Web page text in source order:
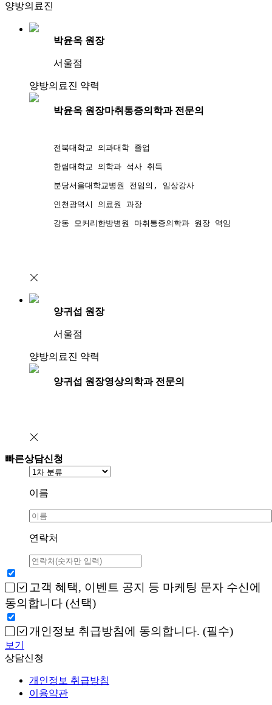
양방의료진
박윤옥 원장
서울점
양방의료진 약력
박윤옥 원장마취통증의학과 전문의
전북대학교 의과대학 졸업
한림대학교 의학과 석사 취득
분당서울대학교병원 전임의, 임상강사
인천광역시 의료원 과장
강동 모커리한방병원 마취통증의학과 원장 역임
양귀섭 원장
서울점
양방의료진 약력
양귀섭 원장영상의학과 전문의
빠른상담신청
이름
연락처
고객 혜택, 이벤트 공지 등 마케팅 문자 수신에
동의합니다 (선택)
개인정보 취급방침에 동의합니다. (필수)
보기
상담신청
개인정보 취급방침
이용약관